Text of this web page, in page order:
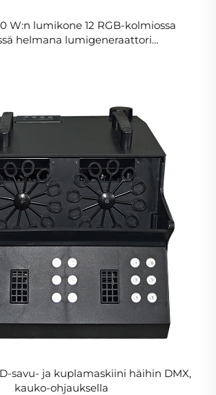
W:n lumikone 12 RGB-kolmiossa
helmana lumigeneraattori
savu- ja kuplamaskiini häihin DMX,
kauko-ohjauksella